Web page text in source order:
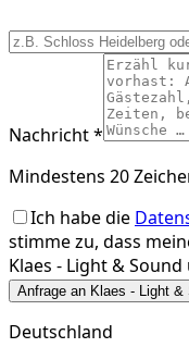
Nachricht *
Mindestens 20
Ich habe die
stimme zu, dass
Klaes - Light & Sound
Anfrage an Klaes - Light &
Deutschland